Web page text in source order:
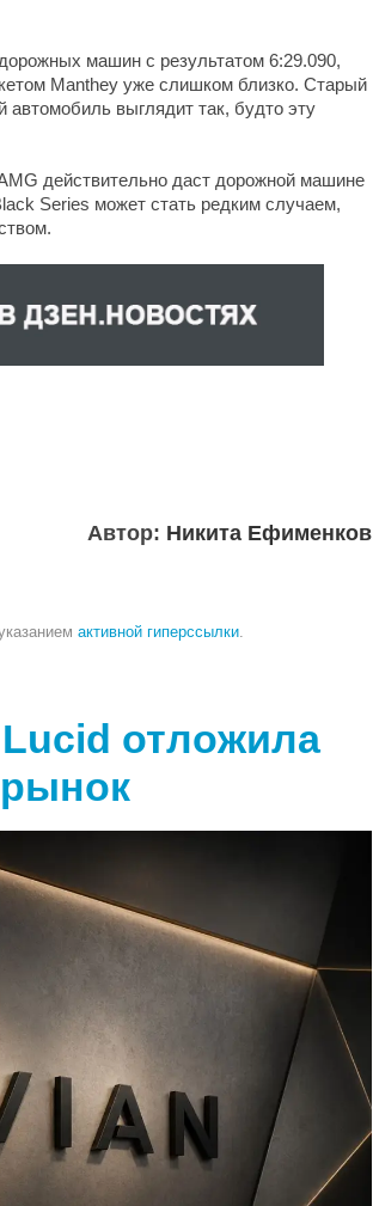
машин с результатом 6:29.090,
Manthey уже слишком близко. Старый
выглядит так, будто эту
действительно даст дорожной машине
Series может стать редким случаем,
Автор: Никита Ефименков
активной гиперссылки.
отложила